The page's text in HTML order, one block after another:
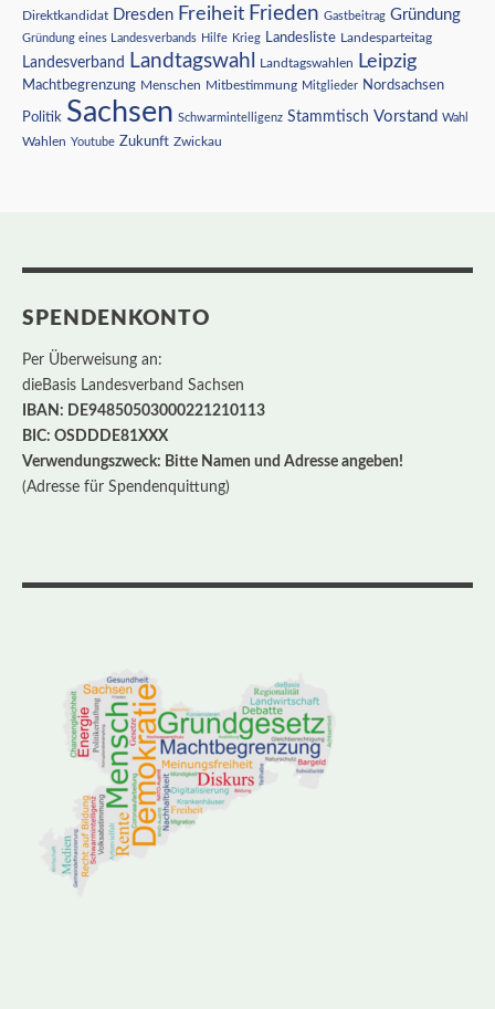
Direktkandidat Dresden Freiheit Frieden Gastbeitrag Gründung
Gründung eines Landesverbands Hilfe Krieg Landesliste Landesparteitag
Landesverband Landtagswahl Landtagswahlen Leipzig
Machtbegrenzung Menschen Mitbestimmung Mitglieder Nordsachsen
Politik Sachsen Schwarmintelligenz Stammtisch Vorstand Wahl
Wahlen Youtube Zukunft Zwickau
SPENDENKONTO
Per Überweisung an:
dieBasis Landesverband Sachsen
IBAN: DE94850503000221210113
BIC: OSDDDE81XXX
Verwendungszweck: Bitte Namen und Adresse angeben!
(Adresse für Spendenquittung)